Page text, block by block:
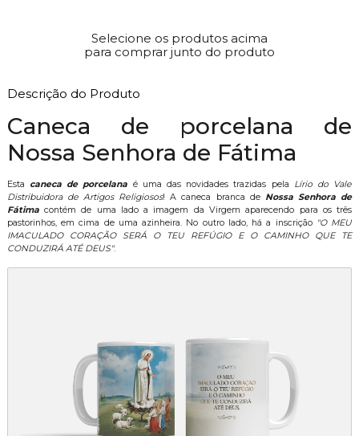
Selecione os produtos acima
para comprar junto do produto
Descrição do Produto
Caneca de porcelana de
Nossa Senhora de Fátima
Esta caneca de porcelana é uma das novidades trazidas pela Lírio do Vale
Distribuidora de Artigos Religiosos! A caneca branca de Nossa Senhora de
Fátimacontém de uma lado a imagem da Virgem aparecendo para os três
pastorinhos, em cima de uma azinheira. No outro lado, há a inscrição "O MEU
IMACULADO CORAÇÃO SERÁ O TEU REFÚGIO E O CAMINHO QUE TE
CONDUZIRÁ ATÉ DEUS".